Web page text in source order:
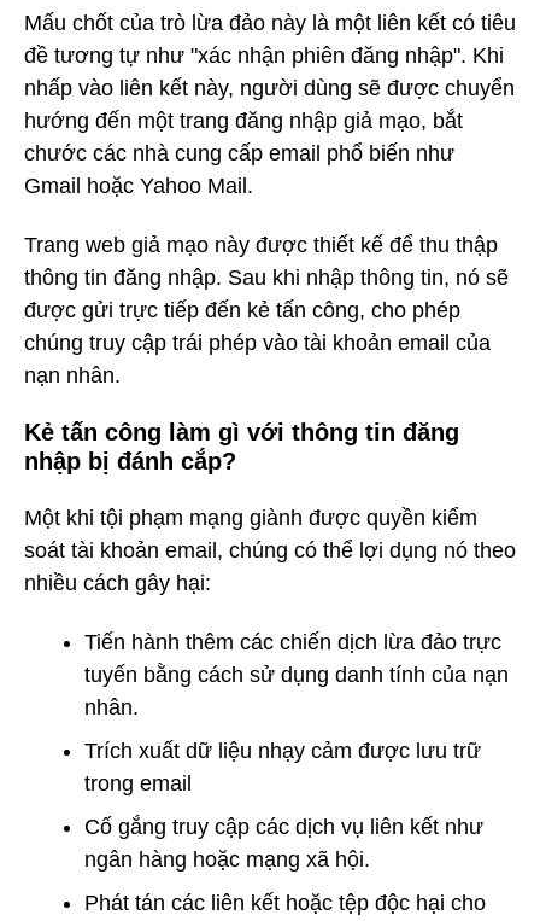
Mấu chốt của trò lừa đảo này là một liên kết có tiêu
đề tương tự như "xác nhận phiên đăng nhập". Khi
nhấp vào liên kết này, người dùng sẽ được chuyển
hướng đến một trang đăng nhập giả mạo, bắt
chước các nhà cung cấp email phổ biến như
Gmail hoặc Yahoo Mail.
Trang web giả mạo này được thiết kế để thu thập
thông tin đăng nhập. Sau khi nhập thông tin, nó sẽ
được gửi trực tiếp đến kẻ tấn công, cho phép
chúng truy cập trái phép vào tài khoản email của
nạn nhân.
Kẻ tấn công làm gì với thông tin đăng
nhập bị đánh cắp?
Một khi tội phạm mạng giành được quyền kiểm
soát tài khoản email, chúng có thể lợi dụng nó theo
nhiều cách gây hại:
Tiến hành thêm các chiến dịch lừa đảo trực
tuyến bằng cách sử dụng danh tính của nạn
nhân.
Trích xuất dữ liệu nhạy cảm được lưu trữ
trong email
Cố gắng truy cập các dịch vụ liên kết như
ngân hàng hoặc mạng xã hội.
Phát tán các liên kết hoặc tệp độc hại cho